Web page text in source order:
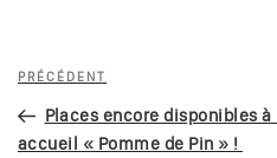
Navigation
l’article
Article
précédent
PRÉCÉDENT
Places encore disponibles
accueil « Pomme de Pin » !